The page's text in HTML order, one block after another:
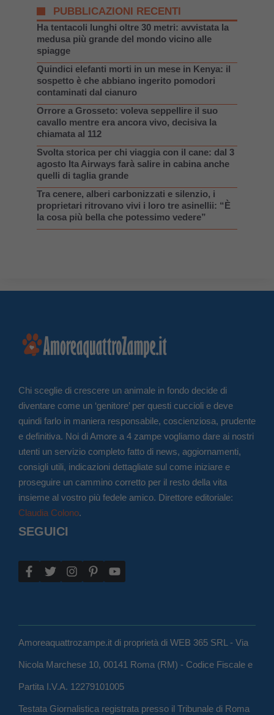
PUBBLICAZIONI RECENTI
Ha tentacoli lunghi oltre 30 metri: avvistata la
medusa più grande del mondo vicino alle
spiagge
Quindici elefanti morti in un mese in Kenya: il
sospetto è che abbiano ingerito pomodori
contaminati dal cianuro
Orrore a Grosseto: voleva seppellire il suo
cavallo mentre era ancora vivo, decisiva la
chiamata al 112
Svolta storica per chi viaggia con il cane: dal 3
agosto Ita Airways farà salire in cabina anche
quelli di taglia grande
Tra cenere, alberi carbonizzati e silenzio, i
proprietari ritrovano vivi i loro tre asinellii: “È
la cosa più bella che potessimo vedere”
Chi sceglie di crescere un animale in fondo decide di
diventare come un ‘genitore’ per questi cuccioli e deve
quindi farlo in maniera responsabile, coscienziosa, prudente
e definitiva. Noi di Amore a 4 zampe vogliamo dare ai nostri
utenti un servizio completo fatto di news, aggiornamenti,
consigli utili, indicazioni dettagliate sul come iniziare e
proseguire un cammino corretto per il resto della vita
insieme al vostro più fedele amico. Direttore editoriale:
Claudia Colono.
SEGUICI
Amoreaquattrozampe.it di proprietà di WEB 365 SRL - Via
Nicola Marchese 10, 00141 Roma (RM) - Codice Fiscale e
Partita I.V.A. 12279101005
Testata Giornalistica registrata presso il Tribunale di Roma